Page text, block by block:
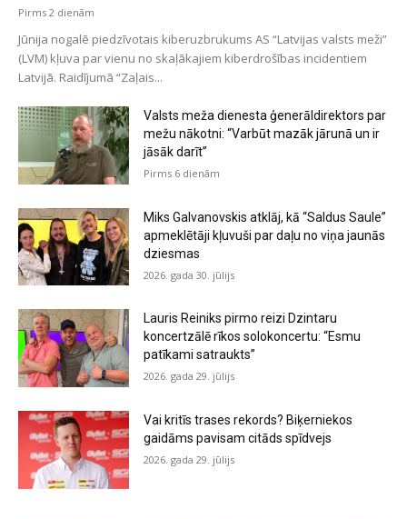
Pirms 2 dienām
Jūnija nogalē piedzīvotais kiberuzbrukums AS “Latvijas valsts meži”
(LVM) kļuva par vienu no skaļākajiem kiberdrošības incidentiem
Latvijā. Raidījumā “Zaļais...
Valsts meža dienesta ģenerāldirektors par
mežu nākotni: “Varbūt mazāk jārunā un ir
jāsāk darīt”
Pirms 6 dienām
Miks Galvanovskis atklāj, kā “Saldus Saule”
apmeklētāji kļuvuši par daļu no viņa jaunās
dziesmas
2026. gada 30. jūlijs
Lauris Reiniks pirmo reizi Dzintaru
koncertzālē rīkos solokoncertu: “Esmu
patīkami satraukts”
2026. gada 29. jūlijs
Vai kritīs trases rekords? Biķerniekos
gaidāms pavisam citāds spīdvejs
2026. gada 29. jūlijs